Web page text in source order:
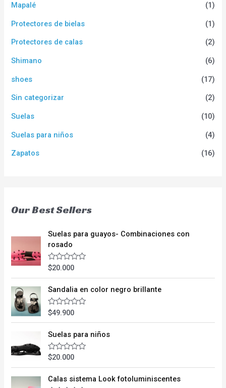
Mapalé (1)
Protectores de bielas (1)
Protectores de calas (2)
Shimano (6)
shoes (17)
Sin categorizar (2)
Suelas (10)
Suelas para niños (4)
Zapatos (16)
Our Best Sellers
Suelas para guayos- Combinaciones con
rosado
V
o
a
d
o
e
n
0
d
e
5
$20.000
Sandalia en color negro brillante
V
o
a
d
o
e
n
0
$49.900
Suelas para niños
V
o
$20.000
Calas sistema Look fotoluminiscentes